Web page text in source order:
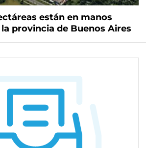
están en manos
provincia de Buenos Aires